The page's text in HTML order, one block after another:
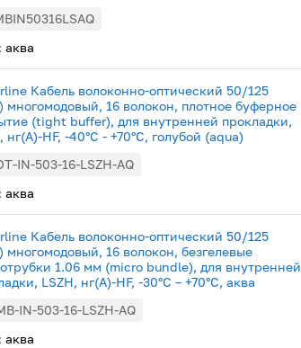
аква
Кабель волоконно-оптический 50/125
многомодовый, 16 волокон, плотное буферное
(tight buffer), для внутренней прокладки,
нг(А)-HF, -40°C - +70°C, голубой (aqua)
IN-503-16-LSZH-AQ
аква
Кабель волоконно-оптический 50/125
многомодовый, 16 волокон, безгелевые
1.06 мм (micro bundle), для внутренней
LSZH, нг(А)-HF, -30°C – +70°C, аква
IN-503-16-LSZH-AQ
аква